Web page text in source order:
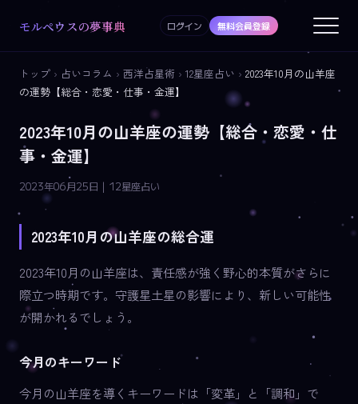
モルペウスの夢事典 ログイン 無料会員登録
トップ › 占いコラム › 西洋占星術 › 12星座占い › 2023年10月の山羊座
の運勢【総合・恋愛・仕事・金運】
2023年10月の山羊座の運勢【総合・恋愛・仕
事・金運】
2023年06月25日 | 12星座占い
2023年10月の山羊座の総合運
2023年10月の山羊座は、責任感が強く野心的本質がさらに
際立つ時期です。守護星土星の影響により、新しい可能性
が開かれるでしょう。
今月のキーワード
今月の山羊座を導くキーワードは「変革」と「調和」で